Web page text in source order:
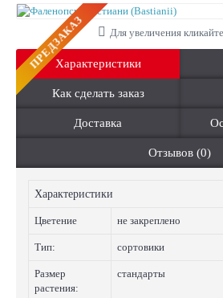
ПРЕДЗАКАЗ Для увеличения
Характеристики
Как сделать заказ
Доставка
Отзывов (0)
Характеристики
Цветение не закреплено
Тип: сортовики
Размер
растения:
стандарты